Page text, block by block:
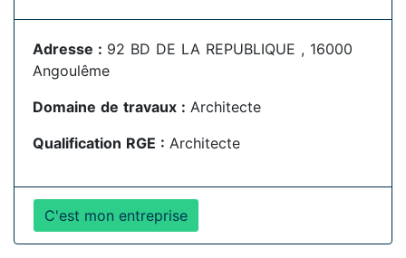
Adresse : 92 BD DE LA REPUBLIQUE , 16000
Angoulême
Domaine de travaux : Architecte
Qualification RGE : Architecte
C'est mon entreprise